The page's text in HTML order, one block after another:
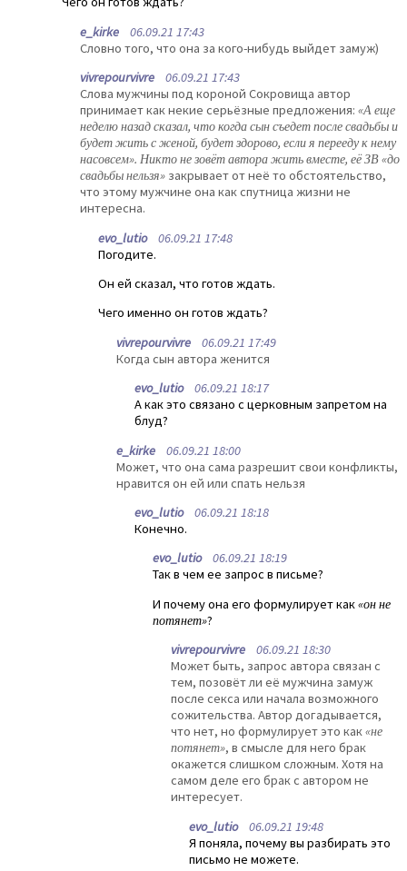
e_kirke 06.09.21 17:43
Словно того, что она за кого-нибудь выйдет замуж)
vivrepourvivre 06.09.21 17:43
Слова мужчины под короной Сокровища автор
принимает как некие серьёзные предложения: «А еще
неделю назад сказал, что когда сын съедет после свадьбы и
будет жить с женой, будет здорово, если я перееду к нему
насовсем». Никто не зовёт автора жить вместе, её ЗВ «до
свадьбы нельзя» закрывает от неё то обстоятельство,
что этому мужчине она как спутница жизни не
интересна.
evo_lutio06.09.21 17:48
Погодите.
Он ей сказал, что готов ждать.
Чего именно он готов ждать?
vivrepourvivre 06.09.21 17:49
Когда сын автора женится
evo_lutio06.09.21 18:17
А как это связано с церковным запретом на
блуд?
e_kirke 06.09.21 18:00
Может, что она сама разрешит свои конфликты,
нравится он ей или спать нельзя
evo_lutio06.09.21 18:18
Конечно.
evo_lutio06.09.21 18:19
Так в чем ее запрос в письме?
И почему она его формулирует как«он не
потянет»?
vivrepourvivre 06.09.21 18:30
Может быть, запрос автора связан с
тем, позовёт ли её мужчина замуж
после секса или начала возможного
сожительства. Автор догадывается,
что нет, но формулирует это как«не
потянет», в смысле для него брак
окажется слишком сложным. Хотя на
самом деле его брак с автором не
интересует.
evo_lutio06.09.21 19:48
Я поняла, почему вы разбирать это
письмо не можете.